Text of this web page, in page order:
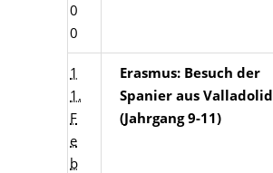
0
0
1
1.
F
e
b
Erasmus: Besuch der
Spanier aus Valladolid
(Jahrgang 9-11)